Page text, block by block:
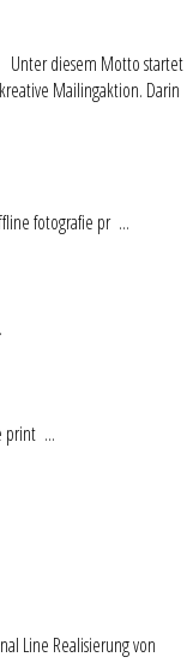
Unter diesem Motto startet
Mailingaktion. Darin
fotografie pr ...
print ...
Line Realisierung von